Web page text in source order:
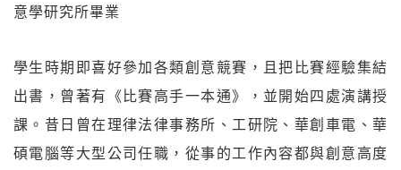
意學研究所畢業
學生時期即喜好參加各類創意競賽，且把比賽經驗集結
出書，曾著有《比賽高手一本通》，並開始四處演講授
課。昔日曾在理律法律事務所、工研院、華創車電、華
碩電腦等大型公司任職，從事的工作內容都與創意高度